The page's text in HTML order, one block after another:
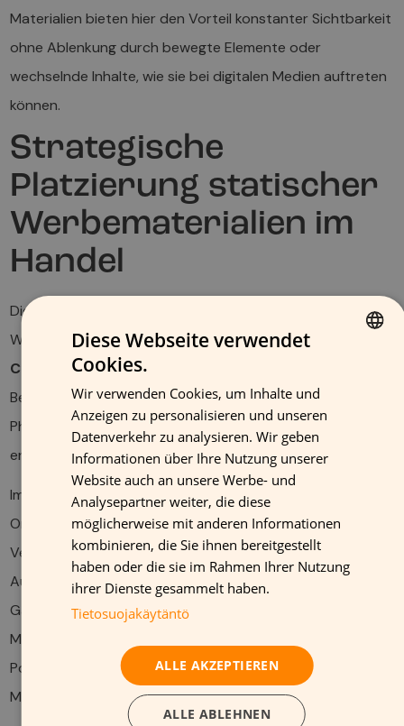
Materialien bieten hier den Vorteil konstanter Sichtbarkeit
ohne Ablenkung durch bewegte Elemente oder
wechselnde Inhalte, wie sie bei digitalen Medien auftreten
können.
Strategische
Platzierung statischer
Werbematerialien im
Handel
Die optimale Positionierung von statischen
Werbematerialien erfordert ein tiefes Verständnis der
Customer Journey
Bereiche des Geschäfts sprechen unterschiedliche
Phasen des Kaufprozesses an und erfordern
entsprechend angepasste Materialien und Botschaften.
Im Eingangsbereich wirken großformatige Displays als
Orientierungshilfe und schaffen die erste emotionale
Verbindung zur Marke. Hier sollten statische Materialien
Aufmerksamkeit erzeugen und Neugier wecken. In den
Gängen übernehmen kleinere, produktspezifische
Materialien die Rolle der Information und Überzeugung. Am
Point-of-Sale schließlich sind präzise platzierte
Materialien entscheidend für die finale Kaufentscheidung.
Diese Webseite verwendet
Cookies.
Wir verwenden Cookies, um Inhalte und
Anzeigen zu personalisieren und unseren
Datenverkehr zu analysieren. Wir geben
Informationen über Ihre Nutzung unserer
Website auch an unsere Werbe- und
Analysepartner weiter, die diese
möglicherweise mit anderen Informationen
kombinieren, die Sie ihnen bereitgestellt
haben oder die sie im Rahmen Ihrer Nutzung
ihrer Dienste gesammelt haben.
Tietosuojakäytäntö
ALLE AKZEPTIEREN
ALLE ABLEHNEN